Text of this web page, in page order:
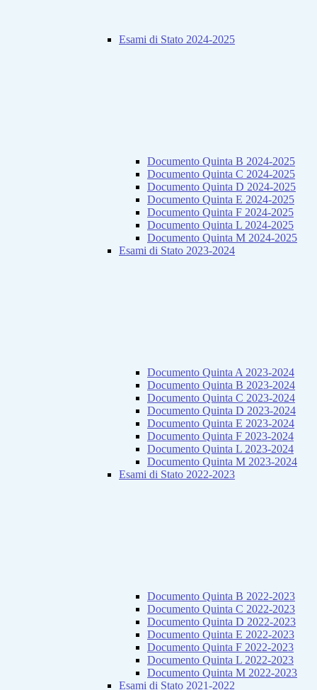
Esami di Stato 2024-2025
Documento Quinta B 2024-2025
Documento Quinta C 2024-2025
Documento Quinta D 2024-2025
Documento Quinta E 2024-2025
Documento Quinta F 2024-2025
Documento Quinta L 2024-2025
Documento Quinta M 2024-2025
Esami di Stato 2023-2024
Documento Quinta A 2023-2024
Documento Quinta B 2023-2024
Documento Quinta C 2023-2024
Documento Quinta D 2023-2024
Documento Quinta E 2023-2024
Documento Quinta F 2023-2024
Documento Quinta L 2023-2024
Documento Quinta M 2023-2024
Esami di Stato 2022-2023
Documento Quinta B 2022-2023
Documento Quinta C 2022-2023
Documento Quinta D 2022-2023
Documento Quinta E 2022-2023
Documento Quinta F 2022-2023
Documento Quinta L 2022-2023
Documento Quinta M 2022-2023
Esami di Stato 2021-2022